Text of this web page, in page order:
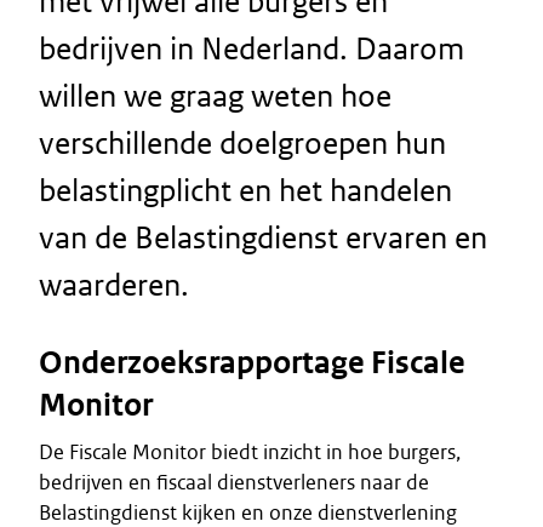
bedrijven in Nederland. Daarom
willen we graag weten hoe
verschillende doelgroepen hun
belastingplicht en het handelen
van de Belastingdienst ervaren en
waarderen.
Onderzoeksrapportage Fiscale
Monitor
De Fiscale Monitor biedt inzicht in hoe burgers,
bedrijven en fiscaal dienstverleners naar de
Belastingdienst kijken en onze dienstverlening